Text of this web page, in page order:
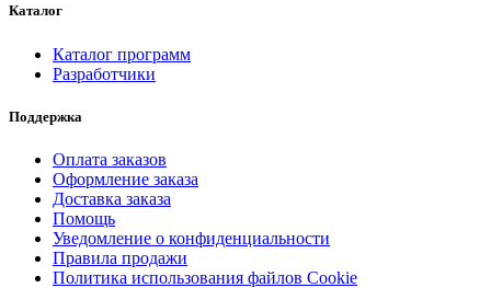
Каталог
Каталог программ
Разработчики
Поддержка
Оплата заказов
Оформление заказа
Доставка заказа
Помощь
Уведомление о конфиденциальности
Правила продажи
Политика использования файлов Cookie